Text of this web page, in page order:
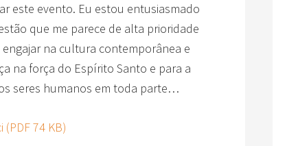
este evento. Eu estou entusiasmado
que me parece de alta prioridade
engajar na cultura contemporânea e
na força do Espírito Santo e para a
seres humanos em toda parte…
74 KB)